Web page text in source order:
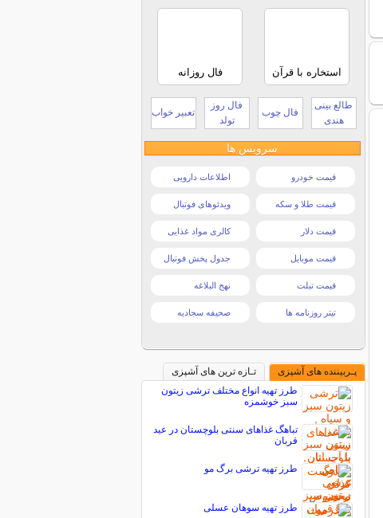
استخاره با قرآن فال روزانه
طالع بینی
هندی
فال چوب
فال روز
تولد
تعبیر خواب
سرویس ها
قیمت خودرو اطلاعات دارویی
قیمت طلا و سکه ویدئوهای فوتبال
قیمت دلار کالری مواد غذایی
قیمت موبایل جدول پخش فوتبال
قیمت تبلت نهج البلاغه
تیتر روزنامه ها صحیفه سجادیه
پـربیننده های آشپزی
تـازه ترین های آشپزی
طرز تهیه انواع مختلف ترشی زیتون
سبز خوشمزه
تباهگ غذاهای سنتی بلوچستان در عید
قربان
طرز تهیه ترشی برگ مو
طرز تهیه سوهان عسلی